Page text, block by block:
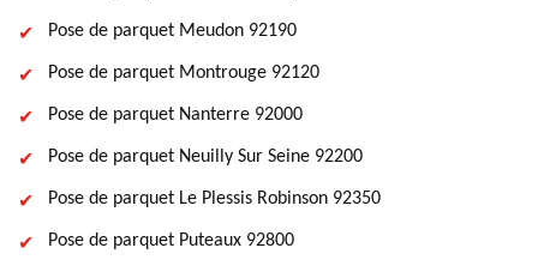
Pose de parquet Meudon 92190
Pose de parquet Montrouge 92120
Pose de parquet Nanterre 92000
Pose de parquet Neuilly Sur Seine 92200
Pose de parquet Le Plessis Robinson 92350
Pose de parquet Puteaux 92800